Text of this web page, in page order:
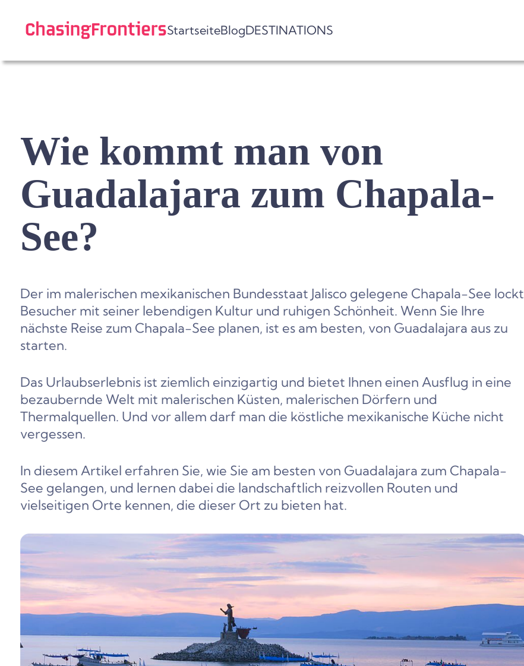
content
StartseiteBlogDESTINATIONS
Wie kommt man von
Guadalajara zum Chapala-
See?
Der im malerischen mexikanischen Bundesstaat Jalisco gelegene Chapala-See lockt
Besucher mit seiner lebendigen Kultur und ruhigen Schönheit. Wenn Sie Ihre
nächste Reise zum Chapala-See planen, ist es am besten, von Guadalajara aus zu
starten.
Das Urlaubserlebnis ist ziemlich einzigartig und bietet Ihnen einen Ausflug in eine
bezaubernde Welt mit malerischen Küsten, malerischen Dörfern und
Thermalquellen. Und vor allem darf man die köstliche mexikanische Küche nicht
vergessen.
In diesem Artikel erfahren Sie, wie Sie am besten von Guadalajara zum Chapala-
See gelangen, und lernen dabei die landschaftlich reizvollen Routen und
vielseitigen Orte kennen, die dieser Ort zu bieten hat.